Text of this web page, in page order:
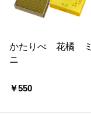
かたりべ 花橘 ミ
ニ
￥550